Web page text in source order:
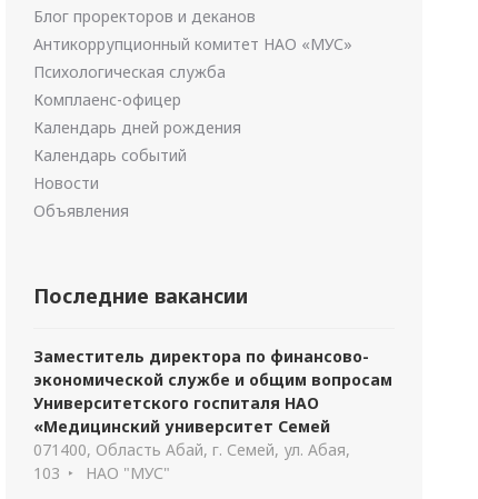
Блог проректоров и деканов
Антикоррупционный комитет НАО «МУС»
Психологическая служба
Комплаенс-офицер
Календарь дней рождения
Календарь событий
Новости
Объявления
Последние вакансии
Заместитель директора по финансово-
экономической службе и общим вопросам
Университетского госпиталя НАО
«Медицинский университет Семей
071400, Область Абай, г. Семей, ул. Абая,
103
НАО "МУС"